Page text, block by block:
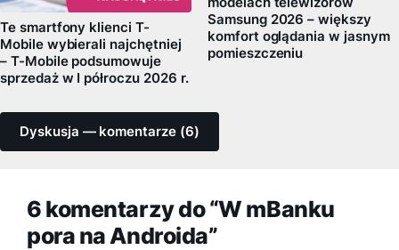
Te smartfony klienci T-
Mobile wybierali najchętniej
– T-Mobile podsumowuje
sprzedaż w I półroczu 2026 r.
Samsung 2026 – większy
komfort oglądania w jasnym
pomieszczeniu
Dyskusja — komentarze (6)
6 komentarzy do “W mBanku
pora na Androida”